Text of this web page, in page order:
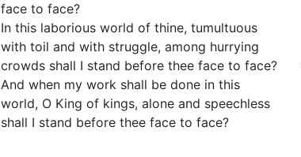
face to face?
In this laborious world of thine, tumultuous
with toil and with struggle, among hurrying
crowds shall I stand before thee face to face?
And when my work shall be done in this
world, O King of kings, alone and speechless
shall I stand before thee face to face?